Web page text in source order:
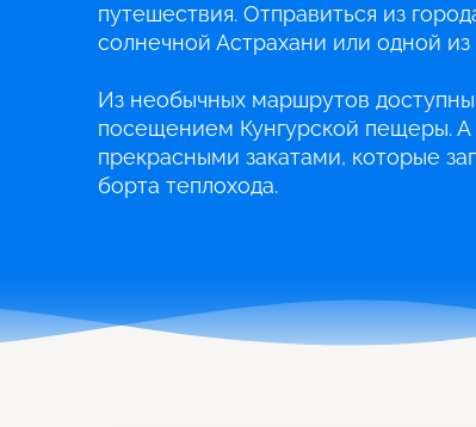
путешествия. Отправиться из
солнечной Астрахани или одной
Из необычных маршрутов
посещением Кунгурской пещеры. А
прекрасными закатами, которые
борта теплохода.